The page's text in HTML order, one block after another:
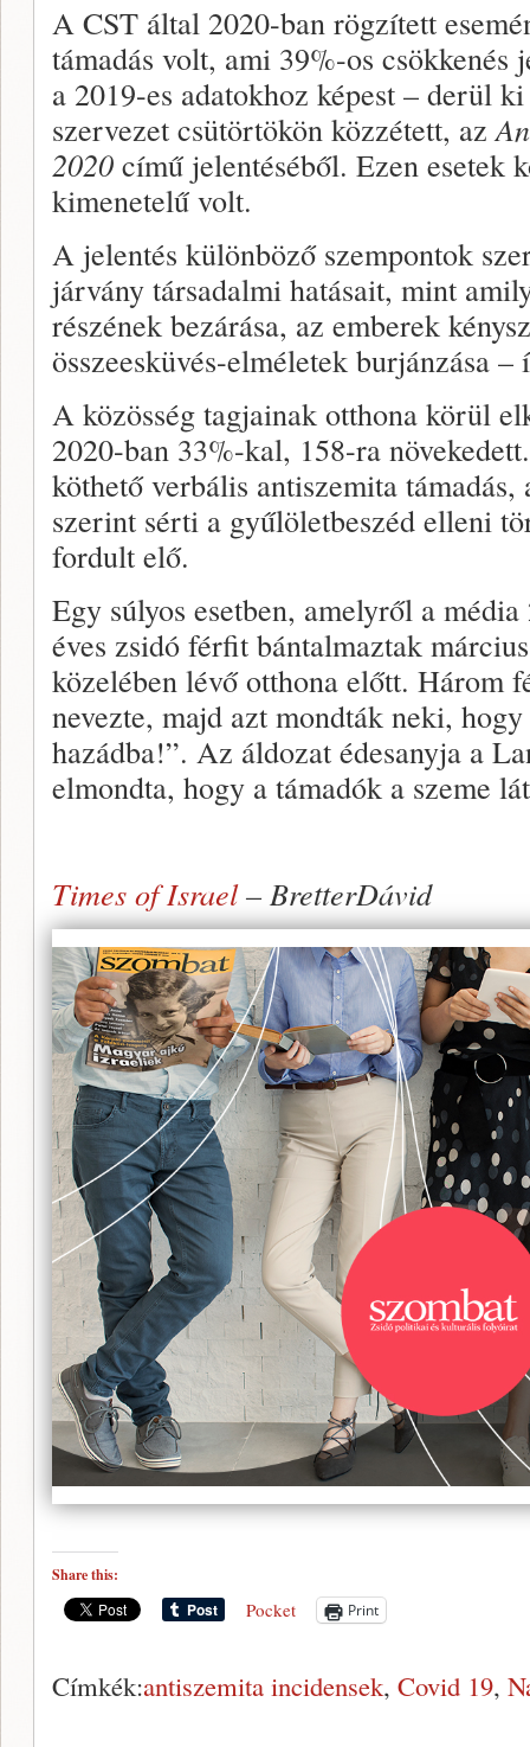
A CST által 2020-ban rögzített
támadás volt, ami 39%-os csökkenés
a 2019-es adatokhoz képest – derül
szervezet csütörtökön közzétett, az
2020 című jelentéséből. Ezen esetek
kimenetelű volt.
A jelentés különböző szempontok
járvány társadalmi hatásait, mint
részének bezárása, az emberek
összeesküvés-elméletek burjánzása –
A közösség tagjainak otthona körül
2020-ban 33%-kal, 158-ra
köthető verbális antiszemita
szerint sérti a gyűlöletbeszéd elleni
fordult elő.
Egy súlyos esetben, amelyről a
éves zsidó férfit bántalmaztak
közelében lévő otthona előtt. Három
nevezte, majd azt mondták neki,
hazádba!”. Az áldozat édesanyja a
elmondta, hogy a támadók a szeme
Times of Israel– BretterDávid
Share this:
Pocket Print
Címkék:antiszemita incidensek, Covid 19,